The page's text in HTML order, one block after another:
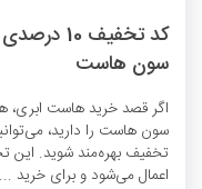
کد
سون هاست
اگر قصد خرید هاست ابری،
تخفیف بهره‌مند شوید.
اعمال می‌شود و برای خرید ...